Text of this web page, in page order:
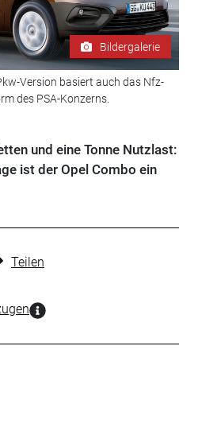
Bildergalerie
Version basiert auch das Nfz-
des PSA-Konzerns.
und eine Tonne Nutzlast:
ist der Opel Combo ein
Teilen